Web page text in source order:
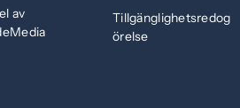
av
Tillgänglighetsredog
örelse